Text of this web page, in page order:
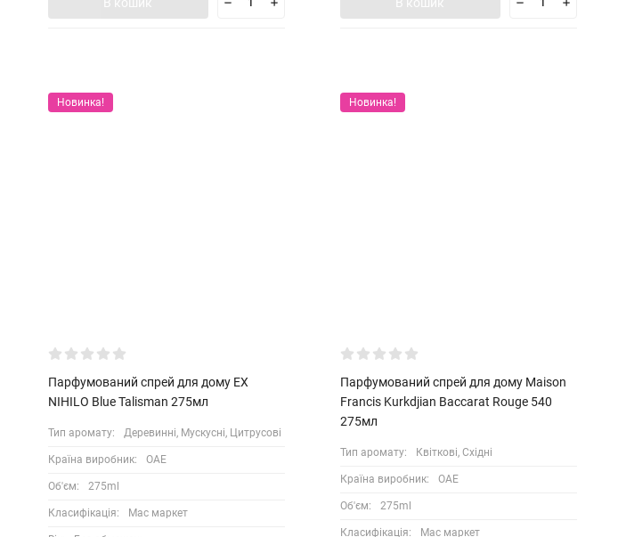
Новинка!
Парфумований спрей для дому EX
NIHILO Blue Talisman 275мл
Тип аромату: Деревинні, Мускусні, Цитрусові
Країна виробник: ОАЕ
Об'єм: 275ml
Класифікація: Мас маркет
Новинка!
Парфумований спрей для дому Maison
Francis Kurkdjian Baccarat Rouge 540
275мл
Тип аромату: Квіткові, Східні
Країна виробник: ОАЕ
Об'єм: 275ml
Класифікація: Мас маркет